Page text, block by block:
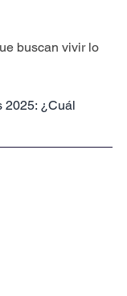
buscan vivir lo
2025: ¿Cuál